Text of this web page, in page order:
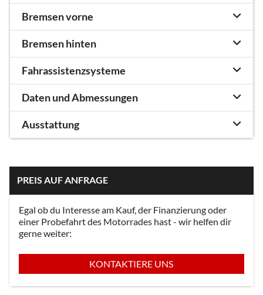
Bremsen vorne
Bremsen hinten
Fahrassistenzsysteme
Daten und Abmessungen
Ausstattung
PREIS AUF ANFRAGE
Egal ob du Interesse am Kauf, der Finanzierung oder
einer Probefahrt des Motorrades hast - wir helfen dir
gerne weiter:
KONTAKTIERE UNS